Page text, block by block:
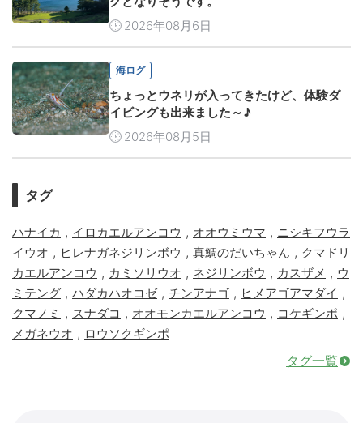
2026年08月6日
海ログ
ちょっとウネリが入ってきたけど、体験ダ
イビングも出来ました～♪
2026年08月5日
タグ
ハナイカ , イロカエルアンコウ , オオウミウマ , ニシキフウラ
イウオ , ヒレナガネジリンボウ , 真鯛のだいちゃん , クマドリ
カエルアンコウ , カミソリウオ , ネジリンボウ , カスザメ , ウ
ミテング , ハダカハオコゼ, チンアナゴ , ヒメアゴアマダイ ,
クマノミ , スナダコ , オオモンカエルアンコウ , コケギンポ ,
メガネウオ , ロウソクギンポ
タグ一覧